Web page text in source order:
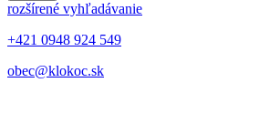
rozšírené vyhľadávanie
+421 0948 924 549
obec@klokoc.sk